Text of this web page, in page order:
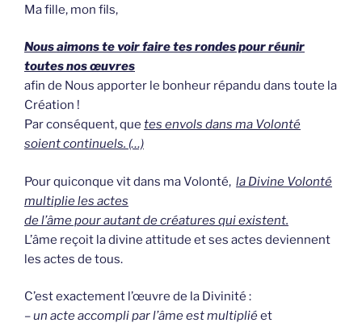
Ma fille, mon fils,
Nous aimons te voir faire tes rondes pour réunir
toutes nos œuvres
afin de Nous apporter le bonheur répandu dans toute la
Création !
Par conséquent, que tes envols dans ma Volonté
soient continuels. (…)
Pour quiconque vit dans ma Volonté, la Divine Volonté
multiplie les actes
de l’âme pour autant de créatures qui existent.
L’âme reçoit la divine attitude et ses actes deviennent
les actes de tous.
C’est exactement l’œuvre de la Divinité :
–un acte accompli par l’âme est multipliéet